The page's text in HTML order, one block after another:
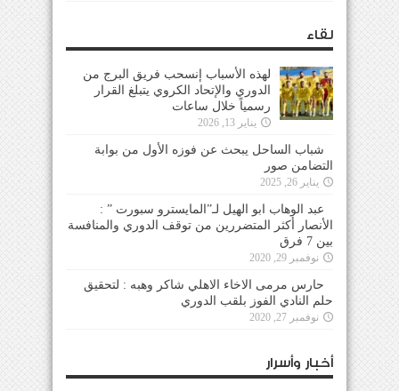
لقاء
لهذه الأسباب إنسحب فريق البرج من
الدوري والإتحاد الكروي يتبلغ القرار
رسمياً خلال ساعات
يناير 13, 2026
شباب الساحل يبحث عن فوزه الأول من بوابة
التضامن صور
يناير 26, 2025
عبد الوهاب ابو الهيل لـ”المايسترو سبورت ” :
الأنصار أكثر المتضررين من توقف الدوري والمنافسة
بين 7 فرق
نوفمبر 29, 2020
حارس مرمى الاخاء الاهلي شاكر وهبه : لتحقيق
حلم النادي الفوز بلقب الدوري
نوفمبر 27, 2020
أخبار وأسرار